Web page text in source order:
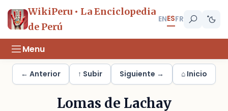
WikiPeru • La Enciclopedia
de Perú
ENESFR
Menu
← Anterior ↑ Subir Siguiente → ⌂ Inicio
Lomas de Lachay